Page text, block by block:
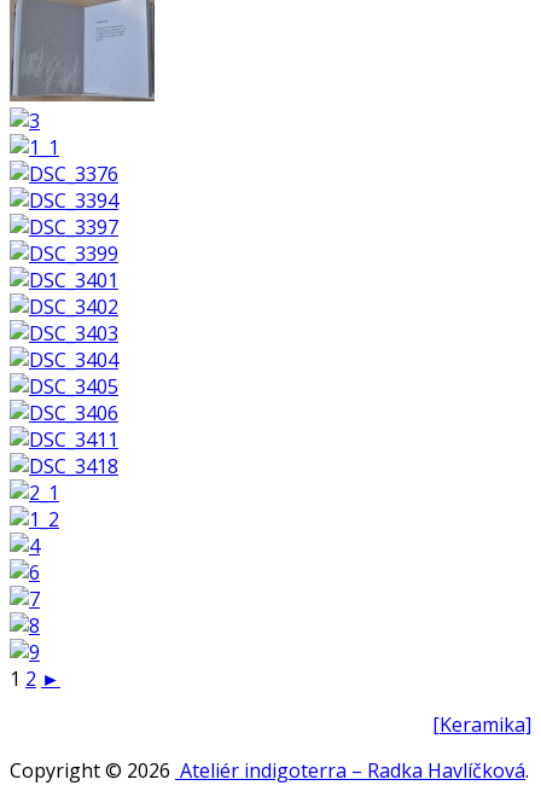
1 2 ►
[Keramika]
Copyright © 2026 Ateliér indigoterra – Radka Havlíčková.